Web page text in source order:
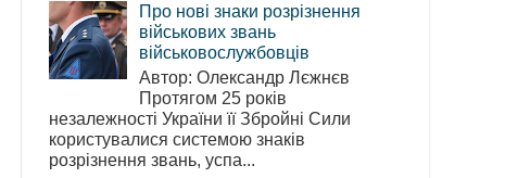
Про нові знаки розрізнення
військових звань
військовослужбовців
Автор: Олександр Лєжнєв
Протягом 25 років
незалежності України її Збройні Сили
користувалися системою знаків
розрізнення звань, успа...